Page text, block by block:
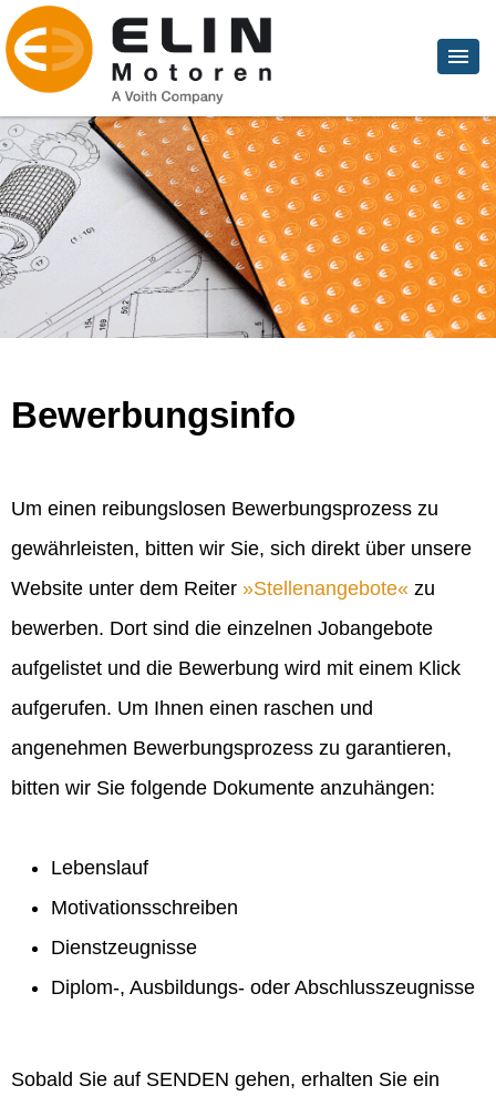
Bewerbungsinfo
Um einen reibungslosen Bewerbungsprozess zu
gewährleisten, bitten wir Sie, sich direkt über unsere
Website unter dem Reiter
Stellenangebote
zu
bewerben. Dort sind die einzelnen Jobangebote
aufgelistet und die Bewerbung wird mit einem Klick
aufgerufen. Um Ihnen einen raschen und
angenehmen Bewerbungsprozess zu garantieren,
bitten wir Sie folgende Dokumente anzuhängen:
Lebenslauf
Motivationsschreiben
Dienstzeugnisse
Diplom-, Ausbildungs- oder Abschlusszeugnisse
Sobald Sie auf SENDEN gehen, erhalten Sie ein